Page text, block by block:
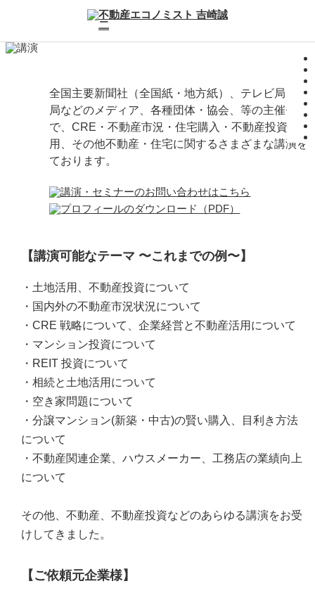
全国主要新聞社（全国紙・地方紙）、テレビ局、ラ
局などのメディア、各種団体・協会、等の主催セミ
で、CRE・不動産市況・住宅購入・不動産投資・土
用、その他不動産・住宅に関するさまざまな講演を
ております。
【講演可能なテーマ 〜これまでの例〜】
・土地活用、不動産投資について
・国内外の不動産市況状況について
・CRE 戦略について、企業経営と不動産活用について
・マンション投資について
・REIT 投資について
・相続と土地活用について
・空き家問題について
・分譲マンション(新築・中古)の賢い購入、目利き方法
について
・不動産関連企業、ハウスメーカー、工務店の業績向上
について
その他、不動産、不動産投資などのあらゆる講演をお受
けしてきました。
【ご依頼元企業様】